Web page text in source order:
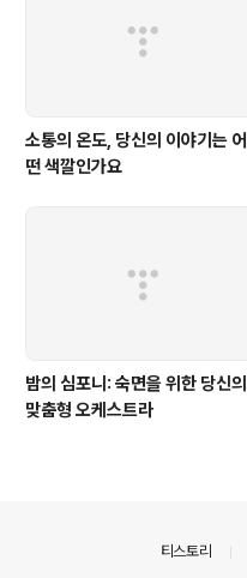
소통의 온도, 당신의 이야기는 어
떤 색깔인가요
밤의 심포니: 숙면을 위한 당신의
맞춤형 오케스트라
티스토리